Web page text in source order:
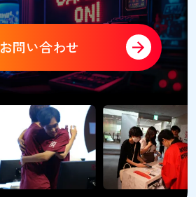
お問い合わせ